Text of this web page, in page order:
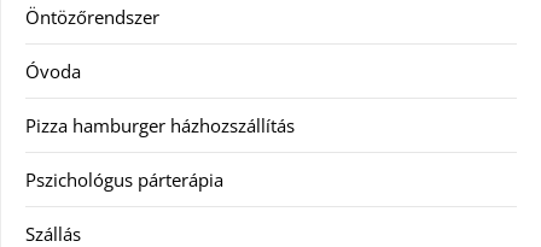
Öntözőrendszer
Óvoda
Pizza hamburger házhozszállítás
Pszichológus párterápia
Szállás